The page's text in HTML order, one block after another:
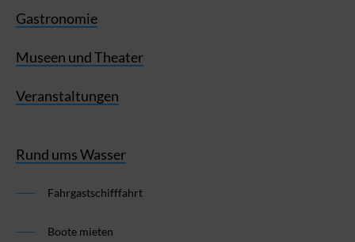
Gastronomie
Museen und Theater
Veranstaltungen
Rund ums Wasser
Fahrgastschifffahrt
Boote mieten